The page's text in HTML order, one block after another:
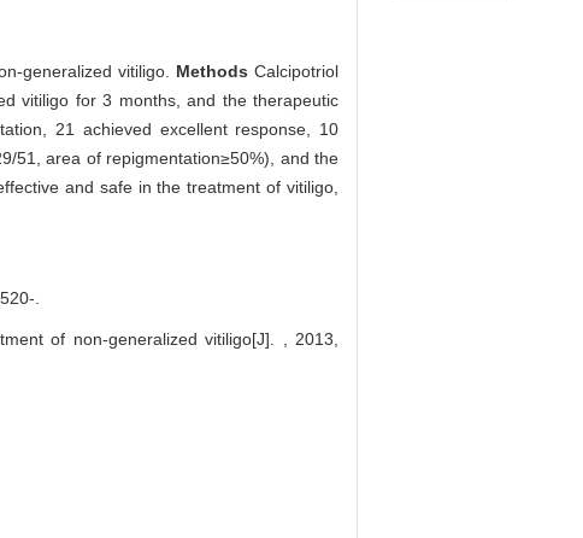
generalized vitiligo. MethodsCalcipotriol
vitiligo for 3 months, and the therapeutic
21 achieved excellent response, 10
51, area of repigmentation≥50%), and the
and safe in the treatment of vitiligo,
.
of non-generalized vitiligo[J]. , 2013,